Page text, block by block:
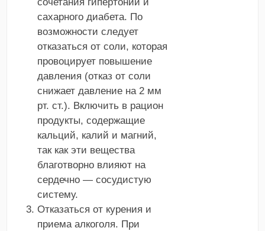
сочетания гипертонии и
сахарного диабета. По
возможности следует
отказаться от соли, которая
провоцирует повышение
давления (отказ от соли
снижает давление на 2 мм
рт. ст.). Включить в рацион
продукты, содержащие
кальций, калий и магний,
так как эти вещества
благотворно влияют на
сердечно — сосудистую
систему.
Отказаться от курения и
приема алкоголя. При